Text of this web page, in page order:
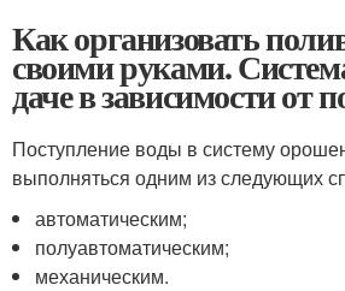
Как организовать
своими руками.
даче в зависимости от
Поступление воды в систему
выполняться одним из следующих
автоматическим;
полуавтоматическим;
механическим.